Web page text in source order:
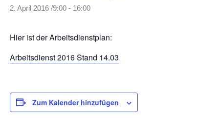
2. April 2016 /9:00 - 16:00
Hier ist der Arbeitsdienstplan:
Arbeitsdienst 2016 Stand 14.03
Zum Kalender hinzufügen